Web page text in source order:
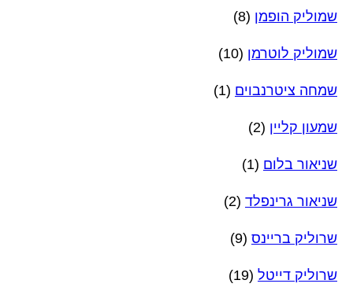
שמוליק הופמן (8)
שמוליק לוטרמן (10)
שמחה ציטרנבוים (1)
שמעון קליין (2)
שניאור בלום (1)
שניאור גרינפלד (2)
שרוליק בריינס (9)
שרוליק דייטל (19)